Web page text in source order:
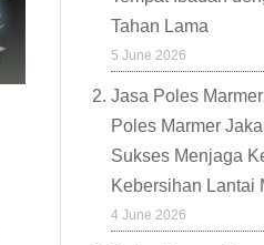
Tahan Lama
5 June 2026
Jasa Poles
Poles Marmer
Sukses Menjaga
Kebersihan Lantai
4 June 2026